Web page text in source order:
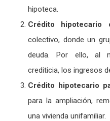
hipoteca.
Crédito hipotecario
colectivo, donde un
deuda. Por ello, al
crediticia, los ingresos
Crédito hipotecario
para la ampliación,
una vivienda unifamiliar.